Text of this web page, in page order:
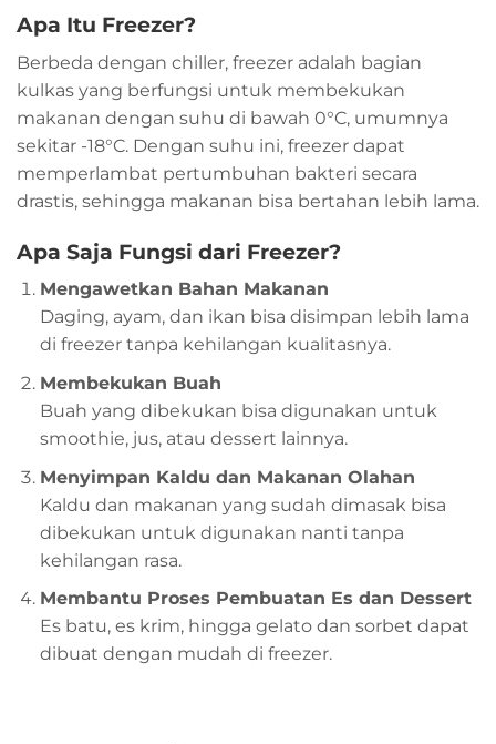
Apa Itu Freezer?
Berbeda dengan chiller, freezer adalah bagian
kulkas yang berfungsi untuk membekukan
makanan dengan suhu di bawah 0°C, umumnya
sekitar -18°C. Dengan suhu ini, freezer dapat
memperlambat pertumbuhan bakteri secara
drastis, sehingga makanan bisa bertahan lebih lama.
Apa Saja Fungsi dari Freezer?
Mengawetkan Bahan Makanan
Daging, ayam, dan ikan bisa disimpan lebih lama
di freezer tanpa kehilangan kualitasnya.
Membekukan Buah
Buah yang dibekukan bisa digunakan untuk
smoothie, jus, atau dessert lainnya.
Menyimpan Kaldu dan Makanan Olahan
Kaldu dan makanan yang sudah dimasak bisa
dibekukan untuk digunakan nanti tanpa
kehilangan rasa.
Membantu Proses Pembuatan Es dan Dessert
Es batu, es krim, hingga gelato dan sorbet dapat
dibuat dengan mudah di freezer.